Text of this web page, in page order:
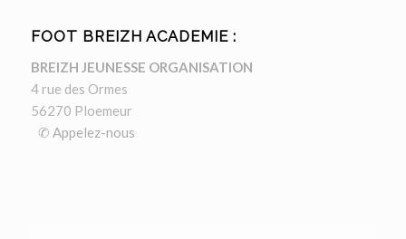
FOOT BREIZH ACADEMIE :
BREIZH JEUNESSE ORGANISATION
4 rue des Ormes
56270 Ploemeur
✆ Appelez-nous